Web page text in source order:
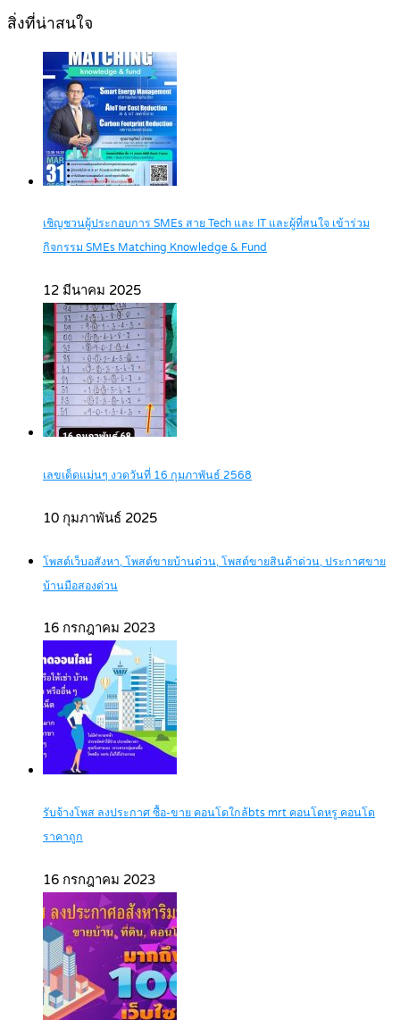
สิ่งที่น่าสนใจ
เชิญชวนผู้ประกอบการ SMEs สาย Tech และ IT และผู้ที่สนใจ เข้าร่วม
กิจกรรม SMEs Matching Knowledge & Fund
12 มีนาคม 2025
เลขเด็ดแม่นๆ งวดวันที่ 16 กุมภาพันธ์ 2568
10 กุมภาพันธ์ 2025
โพสต์เว็บอสังหา, โพสต์ขายบ้านด่วน, โพสต์ขายสินค้าด่วน, ประกาศขาย
บ้านมือสองด่วน
16 กรกฎาคม 2023
รับจ้างโพส ลงประกาศ ซื้อ-ขาย คอนโดใกล้bts mrt คอนโดหรู คอนโด
ราคาถูก
16 กรกฎาคม 2023